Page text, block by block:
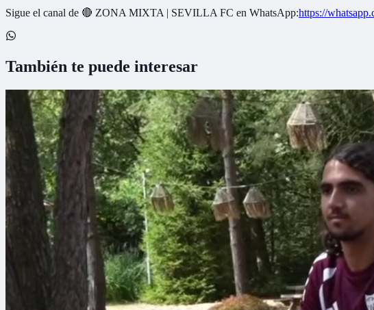
Sigue el canal de 🔴 ZONA MIXTA | SEVILLA FC en WhatsApp:https://
También te puede interesar